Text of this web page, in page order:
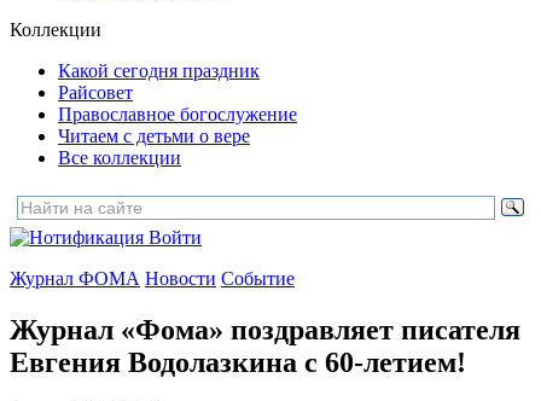
Коллекции
Какой сегодня праздник
Райсовет
Православное богослужение
Читаем с детьми о вере
Все коллекции
Войти
Журнал ФОМА Новости Событие
Журнал «Фома» поздравляет писателя
Евгения Водолазкина с 60-летием!